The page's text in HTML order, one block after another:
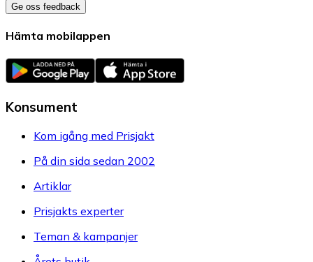
Ge oss feedback
Hämta mobilappen
Konsument
Kom igång med Prisjakt
På din sida sedan 2002
Artiklar
Prisjakts experter
Teman & kampanjer